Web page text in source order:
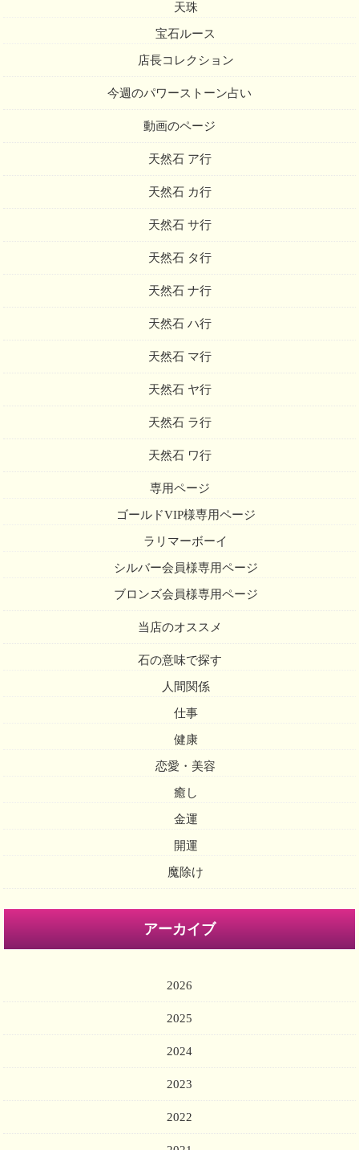
天珠
宝石ルース
店長コレクション
今週のパワーストーン占い
動画のページ
天然石 ア行
天然石 カ行
天然石 サ行
天然石 タ行
天然石 ナ行
天然石 ハ行
天然石 マ行
天然石 ヤ行
天然石 ラ行
天然石 ワ行
専用ページ
ゴールドVIP様専用ページ
ラリマーボーイ
シルバー会員様専用ページ
ブロンズ会員様専用ページ
当店のオススメ
石の意味で探す
人間関係
仕事
健康
恋愛・美容
癒し
金運
開運
魔除け
アーカイブ
2026
2025
2024
2023
2022